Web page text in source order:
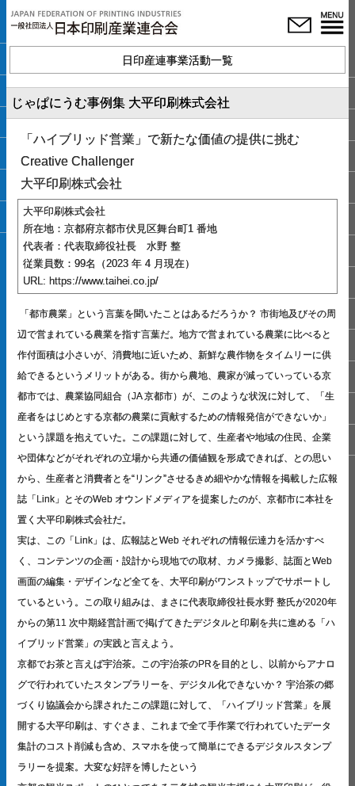
日印産連事業活動一覧
じゃぱにうむ事例集 大平印刷株式会社
「ハイブリッド営業」で新たな価値の提供に挑む
Creative Challenger
大平印刷株式会社
大平印刷株式会社
所在地：京都府京都市伏見区舞台町1 番地
代表者：代表取締役社長 水野 整
従業員数：99名（2023 年 4 月現在）
URL: https://www.taihei.co.jp/
「都市農業」という言葉を聞いたことはあるだろうか？ 市街地及びその周
辺で営まれている農業を指す言葉だ。地方で営まれている農業に比べると
作付面積は小さいが、消費地に近いため、新鮮な農作物をタイムリーに供
給できるというメリットがある。街から農地、農家が減っていっている京
都市では、農業協同組合（JA 京都市）が、このような状況に対して、「生
産者をはじめとする京都の農業に貢献するための情報発信ができないか」
という課題を抱えていた。この課題に対して、生産者や地域の住民、企業
や団体などがそれぞれの立場から共通の価値観を形成できれば、との思い
から、生産者と消費者とを“リンク”させるきめ細やかな情報を掲載した広報
誌「Link」とそのWeb オウンドメディアを提案したのが、京都市に本社を
置く大平印刷株式会社だ。
実は、この「Link」は、広報誌とWeb それぞれの情報伝達力を活かすべ
く、コンテンツの企画・設計から現地での取材、カメラ撮影、誌面とWeb
画面の編集・デザインなど全てを、大平印刷がワンストップでサポートし
ているという。この取り組みは、まさに代表取締役社長水野 整氏が2020年
からの第11 次中期経営計画で掲げてきたデジタルと印刷を共に進める「ハ
イブリッド営業」の実践と言えよう。
京都でお茶と言えば宇治茶。この宇治茶のPRを目的とし、以前からアナロ
グで行われていたスタンプラリーを、デジタル化できないか？ 宇治茶の郷
づくり協議会から課されたこの課題に対して、「ハイブリッド営業」を展
開する大平印刷は、すぐさま、これまで全て手作業で行われていたデータ
集計のコスト削減も含め、スマホを使って簡単にできるデジタルスタンプ
ラリーを提案。大変な好評を博したという